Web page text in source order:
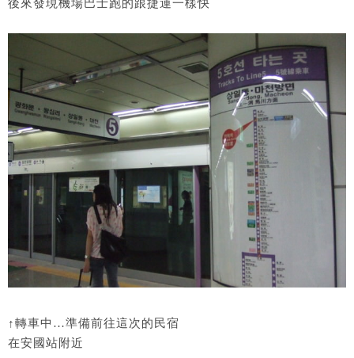
後來發現機場巴士跑的跟捷運一樣快
↑轉車中…準備前往這次的民宿
在安國站附近